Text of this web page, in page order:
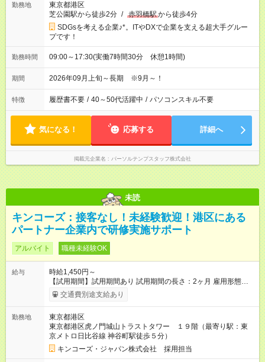
勤務地
東京都港区
芝公園駅から徒歩2分 / 赤羽橋駅から徒歩4分
SDGsを考える企業♪*。ITやDXで企業を支える超大手グルー
プです！
勤務時間 09:00～17:30(実働7時間30分 休憩1時間)
期間 2026年09月上旬～長期 ※9月～！
特徴 履歴書不要 / 40～50代活躍中 / パソコンスキル不要
気になる！ 応募する 詳細へ
掲載元企業名 パーソルテンプスタッフ株式会社
未読
キンコーズ：接客なし！未経験歓迎！港区にある
パートナー企業内で研修実施サポート
アルバイト 職種未経験OK
給与
時給1,450円～
【試用期間】試用期間あり 試用期間の長さ：2ヶ月 雇用形態、
給与は本採用時と同じです。 ・6か月ごとの業務評価で昇給あ
り！頑張っている人、スキルがある人にしっかり応えます！ ・
ます。
交通費別途支給あり
勤務地
東京都港区
東京都港区虎ノ門城山トラストタワー １９階（最寄り駅：東
京メトロ日比谷線 神谷町駅徒歩５分）
キンコーズ・ジャパン株式会社 採用担当